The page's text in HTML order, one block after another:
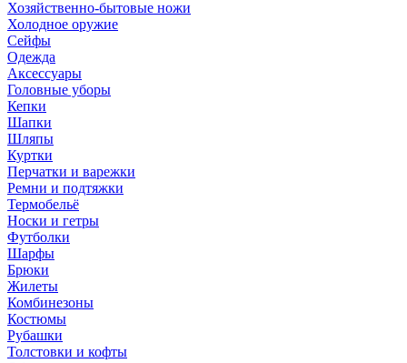
Хозяйственно-бытовые ножи
Холодное оружие
Сейфы
Одежда
Аксессуары
Головные уборы
Кепки
Шапки
Шляпы
Куртки
Перчатки и варежки
Ремни и подтяжки
Термобельё
Носки и гетры
Футболки
Шарфы
Брюки
Жилеты
Комбинезоны
Костюмы
Рубашки
Толстовки и кофты